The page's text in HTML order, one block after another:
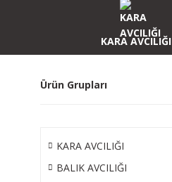
KARA AVCILIĞI
Ürün Grupları
KARA AVCILIĞI
BALIK AVCILIĞI